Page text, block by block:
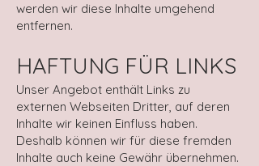
werden wir diese Inhalte umgehend
entfernen.
HAFTUNG FÜR LINKS
Unser Angebot enthält Links zu
externen Webseiten Dritter, auf deren
Inhalte wir keinen Einfluss haben.
Deshalb können wir für diese fremden
Inhalte auch keine Gewähr übernehmen.